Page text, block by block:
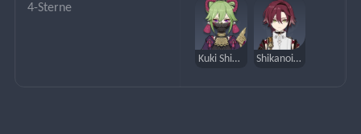
4-Sterne
Kuki Shinobu Shikanoin Heizou